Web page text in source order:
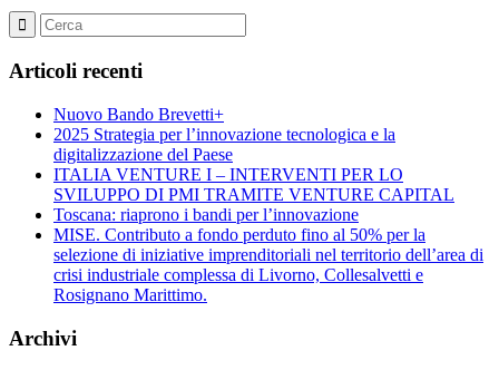
Articoli recenti
Nuovo Bando Brevetti+
2025 Strategia per l’innovazione tecnologica e la
digitalizzazione del Paese
ITALIA VENTURE I – INTERVENTI PER LO
SVILUPPO DI PMI TRAMITE VENTURE CAPITAL
Toscana: riaprono i bandi per l’innovazione
MISE. Contributo a fondo perduto fino al 50% per la
selezione di iniziative imprenditoriali nel territorio dell’area di
crisi industriale complessa di Livorno, Collesalvetti e
Rosignano Marittimo.
Archivi